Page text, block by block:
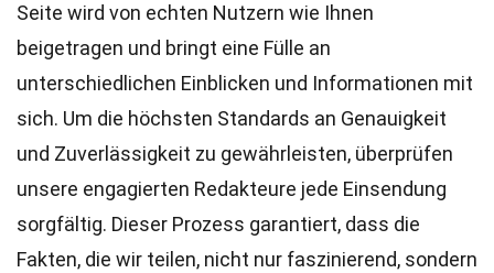
Seite wird von echten Nutzern wie Ihnen
beigetragen und bringt eine Fülle an
unterschiedlichen Einblicken und Informationen mit
sich. Um die höchsten Standards an Genauigkeit
und Zuverlässigkeit zu gewährleisten, überprüfen
unsere engagierten Redakteure jede Einsendung
sorgfältig. Dieser Prozess garantiert, dass die
Fakten, die wir teilen, nicht nur faszinierend, sondern